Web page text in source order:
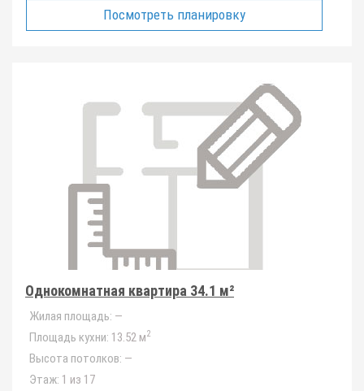
Посмотреть планировку
Однокомнатная квартира 34.1 м²
Жилая площадь: —
Площадь кухни: 13.52 м2
Высота потолков: —
Этаж: 1 из 17